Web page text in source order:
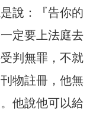
說：『告你的
定要上法庭去
判無罪，不就
物註冊，他無
他說他可以給